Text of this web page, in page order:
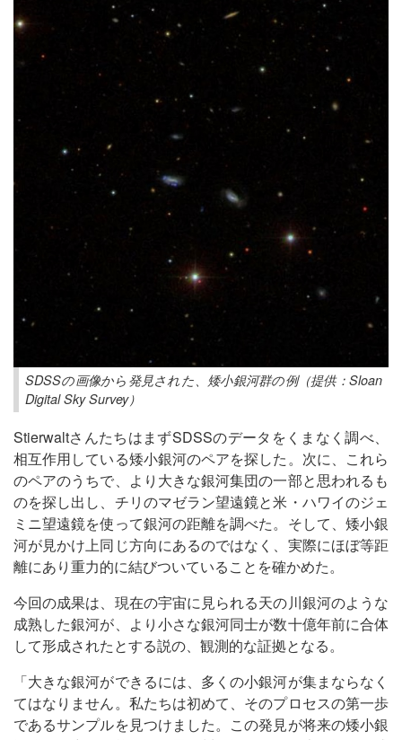
SDSSの画像から発見された、矮小銀河群の例（提供：Sloan
Digital Sky Survey）
StierwaltさんたちはまずSDSSのデータをくまなく調べ、
相互作用している矮小銀河のペアを探した。次に、これら
のペアのうちで、より大きな銀河集団の一部と思われるも
のを探し出し、チリのマゼラン望遠鏡と米・ハワイのジェ
ミニ望遠鏡を使って銀河の距離を調べた。そして、矮小銀
河が見かけ上同じ方向にあるのではなく、実際にほぼ等距
離にあり重力的に結びついていることを確かめた。
今回の成果は、現在の宇宙に見られる天の川銀河のような
成熟した銀河が、より小さな銀河同士が数十億年前に合体
して形成されたとする説の、観測的な証拠となる。
「大きな銀河ができるには、多くの小銀河が集まならなく
てはなりません。私たちは初めて、そのプロセスの第一歩
であるサンプルを見つけました。この発見が将来の矮小銀